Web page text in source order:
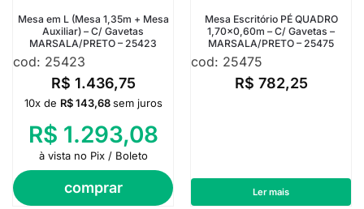
Mesa em L (Mesa 1,35m + Mesa
Auxiliar) – C/ Gavetas
MARSALA/PRETO – 25423
cod: 25423
R$ 1.436,75
comprar
10x de R$143,68 sem juros
R$ 1.293,08
à vista no Pix / Boleto
Mesa Escritório PÉ QUADRO
1,70×0,60m – C/ Gavetas –
MARSALA/PRETO – 25475
cod: 25475
R$ 782,25
Ler mais